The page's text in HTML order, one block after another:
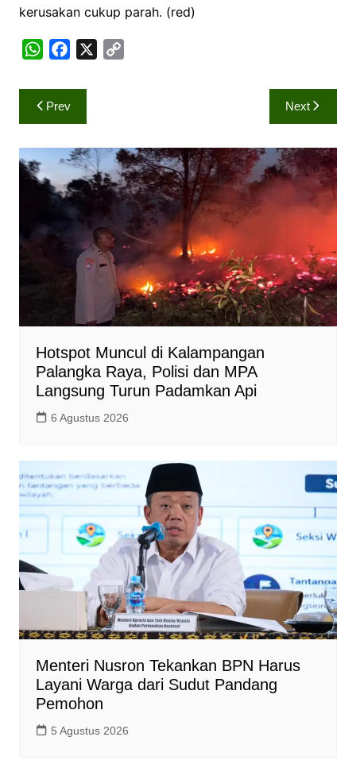
kerusakan cukup parah. (red)
W
a
t
A
p
p
c
e
o
o
k
i
n
k
Navigasi
pos
Prev Next
Hotspot Muncul di Kalampangan
Palangka Raya, Polisi dan MPA
Langsung Turun Padamkan Api
6 Agustus 2026
Menteri Nusron Tekankan BPN Harus
Layani Warga dari Sudut Pandang
Pemohon
5 Agustus 2026